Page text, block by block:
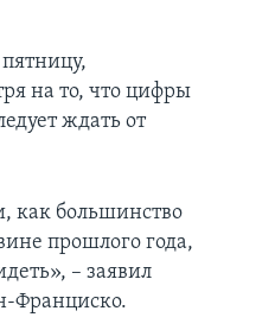
на то, что цифры
ждать от
как большинство
прошлого года,
– заявил
Франциско.